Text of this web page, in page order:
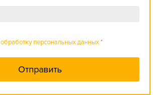
обработку персональных данных*